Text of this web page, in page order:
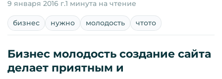
9 января 2016 г.1 минута на чтение
бизнес нужно молодость чтото
Бизнес молодость создание сайта
делает приятным и